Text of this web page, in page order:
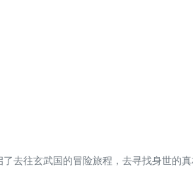
去往玄武国的冒险旅程，去寻找身世的